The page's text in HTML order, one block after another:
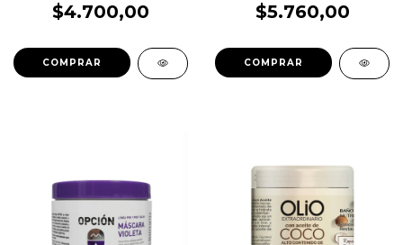
$4.700,00
COMPRAR
$5.760,00